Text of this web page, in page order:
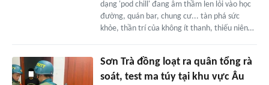
dạng 'pod chill' đang âm thầm len lỏi vào học
đường, quán bar, chung cư... tàn phá sức
khỏe, thần trí của không ít thanh, thiếu niên…
Sơn Trà đồng loạt ra quân tổng rà
soát, test ma túy tại khu vực Âu